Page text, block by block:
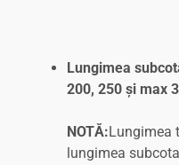
Lungimea
200, 250 și max
NOTĂ:Lungimea
lungimea